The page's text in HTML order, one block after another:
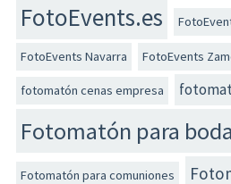
FotoEvents.es
FotoEvents Navarra FotoEvents
fotomatón cenas empresa
Fotomatón para
Fotomatón para comuniones